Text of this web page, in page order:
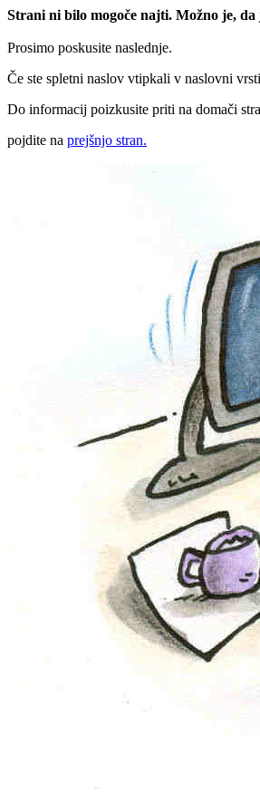
Strani ni bilo mogoče najti. Možno je,
Prosimo poskusite naslednje.
Če ste spletni naslov vtipkali v naslovni
Do informacij poizkusite priti na domači
pojdite na prejšnjo stran.